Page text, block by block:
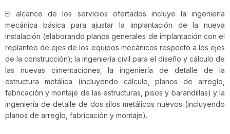
El alcance de los servicios ofertados incluye la ingeniería
mecánica básica para ajustar la implantación de la nueva
instalación (elaborando planos generales de implantación con el
replanteo de ejes de los equipos mecánicos respecto a los ejes
de la construcción); la ingeniería civil para el diseño y cálculo de
las nuevas cimentaciones; la ingeniería de detalle de la
estructura metálica (incluyendo cálculo, planos de arreglo,
fabricación y montaje de las estructuras, pisos y barandillas) y la
ingeniería de detalle de dos silos metálicos nuevos (incluyendo
planos de arreglo, fabricación y montaje).